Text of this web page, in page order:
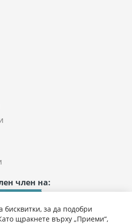
член на:
бисквитки, за да подобри
щракнете върху „Приеми“,